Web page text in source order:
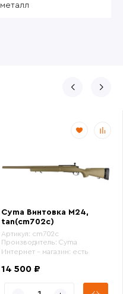
металл
Cyma Винтовка M24,
tan(cm702c)
Артикул: cm702c
Производитель: Cyma
Интернет - магазин: есть
14 500 ₽